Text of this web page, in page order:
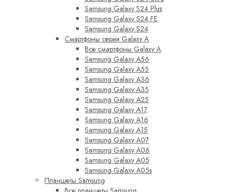
Samsung Galaxy S24 Plus
Samsung Galaxy S24 FE
Samsung Galaxy S24
Смартфоны серии Galaxy A
Все смартфоны Galaxy A
Samsung Galaxy A56
Samsung Galaxy A55
Samsung Galaxy A36
Samsung Galaxy A35
Samsung Galaxy A25
Samsung Galaxy A17
Samsung Galaxy A16
Samsung Galaxy A15
Samsung Galaxy A07
Samsung Galaxy A06
Samsung Galaxy A05
Samsung Galaxy A05s
Планшеты Samsung